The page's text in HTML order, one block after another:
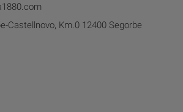
Castellnovo, Km.0 12400 Segorbe